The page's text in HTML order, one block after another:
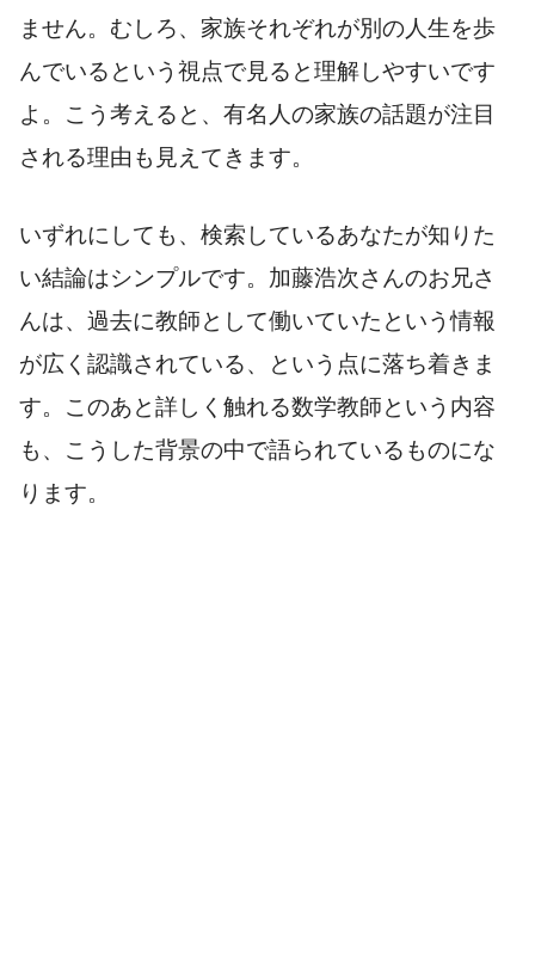
ません。むしろ、家族それぞれが別の人生を歩
んでいるという視点で見ると理解しやすいです
よ。こう考えると、有名人の家族の話題が注目
される理由も見えてきます。
いずれにしても、検索しているあなたが知りた
い結論はシンプルです。加藤浩次さんのお兄さ
んは、過去に教師として働いていたという情報
が広く認識されている、という点に落ち着きま
す。このあと詳しく触れる数学教師という内容
も、こうした背景の中で語られているものにな
ります。